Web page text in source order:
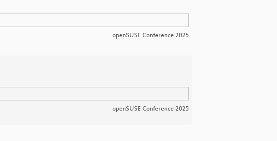
openSUSE Conference 2025
openSUSE Conference 2025